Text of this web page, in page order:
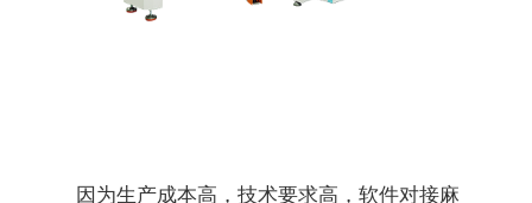
因为生产成本高，技术要求高，软件对接麻